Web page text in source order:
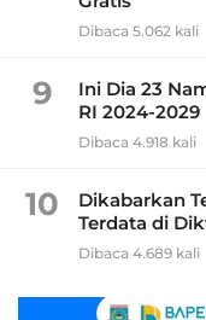
Dibaca 5.062 kali
9
Ini Dia 23
RI 2024-2029
Dibaca 4.918 kali
10
Dikabarkan
Terdata di
Dibaca 4.689 kali